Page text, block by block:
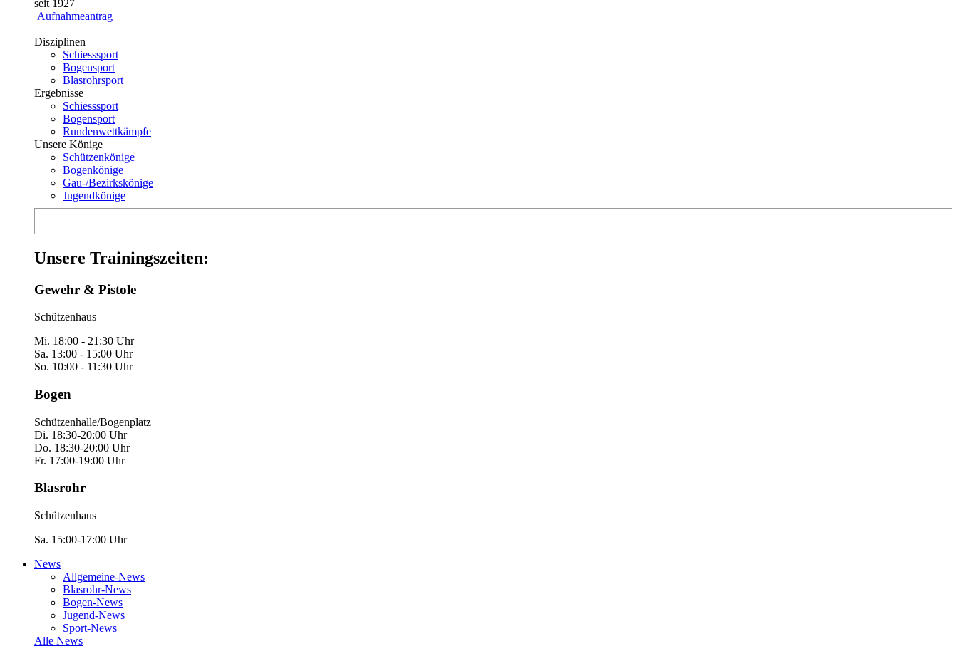
seit 1927
Aufnahmeantrag
Disziplinen
Schiesssport
Bogensport
Blasrohrsport
Ergebnisse
Schiesssport
Bogensport
Rundenwettkämpfe
Unsere Könige
Schützenkönige
Bogenkönige
Gau-/Bezirkskönige
Jugendkönige
Unsere Trainingszeiten:
Gewehr & Pistole
Schützenhaus
Mi. 18:00 - 21:30 Uhr
Sa. 13:00 - 15:00 Uhr
So. 10:00 - 11:30 Uhr
Bogen
Schützenhalle/Bogenplatz
Di. 18:30-20:00 Uhr
Do. 18:30-20:00 Uhr
Fr. 17:00-19:00 Uhr
Blasrohr
Schützenhaus
Sa. 15:00-17:00 Uhr
News
Allgemeine-News
Blasrohr-News
Bogen-News
Jugend-News
Sport-News
Alle News